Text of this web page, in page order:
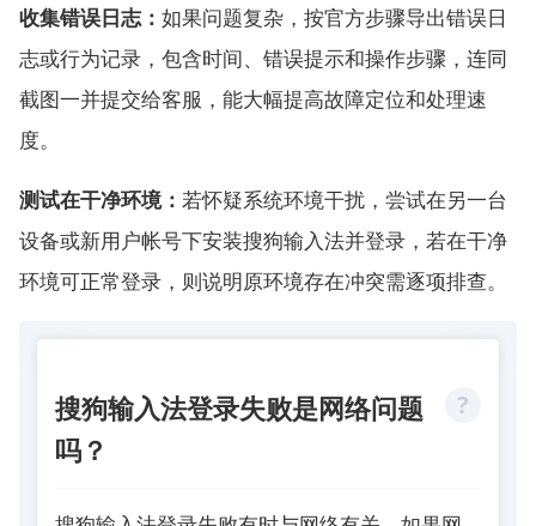
收集错误日志： 如果问题复杂，按官方步骤导出错误日
志或行为记录，包含时间、错误提示和操作步骤，连同
截图一并提交给客服，能大幅提高故障定位和处理速
度。
测试在干净环境： 若怀疑系统环境干扰，尝试在另一台
设备或新用户帐号下安装搜狗输入法并登录，若在干净
环境可正常登录，则说明原环境存在冲突需逐项排查。
搜狗输入法登录失败是网络问题
吗？